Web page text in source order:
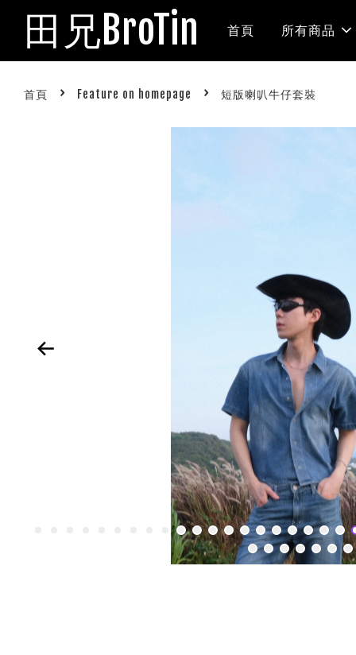
田兄BroTin 首頁 所有商品
首頁 › Feature on homepage › 短版喇叭牛仔套裝